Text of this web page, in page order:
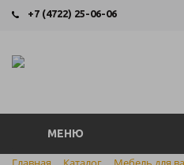
+7 (4722) 25-06-06
МЕНЮ